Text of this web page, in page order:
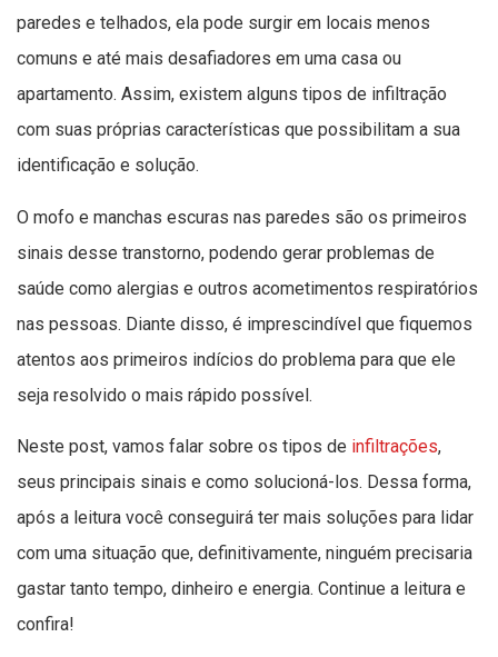
paredes e telhados, ela pode surgir em locais menos
comuns e até mais desafiadores em uma casa ou
apartamento. Assim, existem alguns tipos de infiltração
com suas próprias características que possibilitam a sua
identificação e solução.
O mofo e manchas escuras nas paredes são os primeiros
sinais desse transtorno, podendo gerar problemas de
saúde como alergias e outros acometimentos respiratórios
nas pessoas. Diante disso, é imprescindível que fiquemos
atentos aos primeiros indícios do problema para que ele
seja resolvido o mais rápido possível.
Neste post, vamos falar sobre os tipos de infiltrações,
seus principais sinais e como solucioná-los. Dessa forma,
após a leitura você conseguirá ter mais soluções para lidar
com uma situação que, definitivamente, ninguém precisaria
gastar tanto tempo, dinheiro e energia. Continue a leitura e
confira!